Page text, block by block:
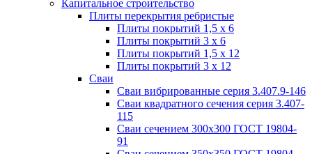
Капитальное строительство
Плиты перекрытия ребристые
Плиты покрытий 1,5 x 6
Плиты покрытий 3 x 6
Плиты покрытий 1,5 x 12
Плиты покрытий 3 x 12
Сваи
Сваи вибрированные серия 3.407.9-146
Сваи квадратного сечения серия 3.407-
115
Сваи сечением 300х300 ГОСТ 19804-
91